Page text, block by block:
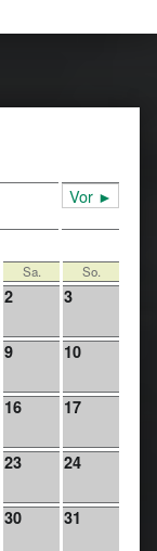
Vor ►
Sa. So.
2 3
9 10
16 17
23 24
30 31